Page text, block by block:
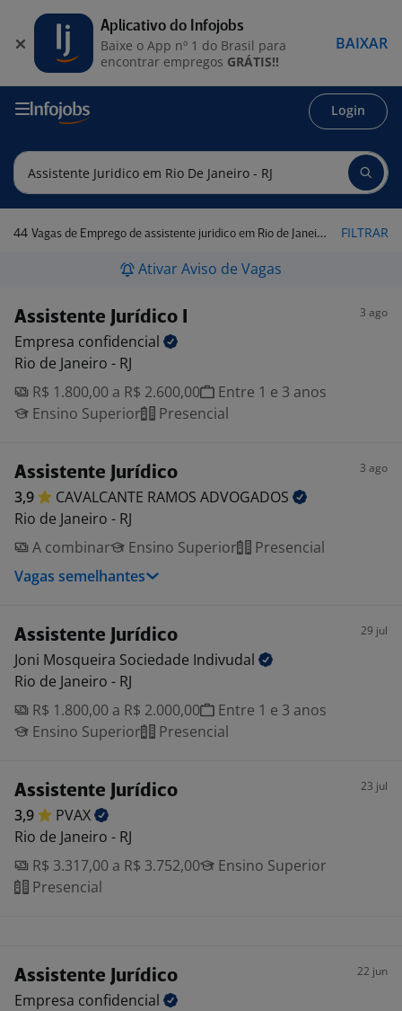
Login
44 Vagas de Emprego de assistente juridico em Rio de Janeiro - RJ FILTRAR
Ativar Aviso de Vagas
Assistente Jurídico I 3 ago
Empresa confidencial
Rio de Janeiro - RJ
R$ 1.800,00 a R$ 2.600,00
Entre 1 e 3 anos
Ensino Superior
Presencial
Assistente Jurídico 3 ago
3,9 CAVALCANTE RAMOS ADVOGADOS
Rio de Janeiro - RJ
A combinar
Ensino Superior
Presencial
Vagas semelhantes
Assistente Jurídico 29 jul
Joni Mosqueira Sociedade Indivudal
Rio de Janeiro - RJ
R$ 1.800,00 a R$ 2.000,00
Entre 1 e 3 anos
Ensino Superior
Presencial
Assistente Jurídico 23 jul
3,9
PVAX
Rio de Janeiro - RJ
R$ 3.317,00 a R$ 3.752,00
Ensino Superior
Presencial
Assistente Jurídico 22 jun
Empresa confidencial
Aplicativo do Infojobs
Baixe o App nº 1 do Brasil para
encontrar empregos GRÁTIS!!
BAIXAR